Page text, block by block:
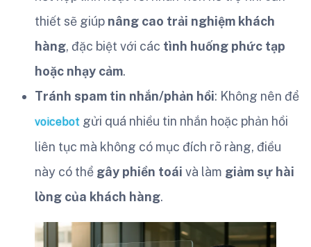
thiết sẽ giúp nâng cao trải nghiệm khách
hàng, đặc biệt với các tình huống phức tạp
hoặc nhạy cảm.
Tránh spam tin nhắn/phản hồi: Không nên để
voicebot gửi quá nhiều tin nhắn hoặc phản hồi
liên tục mà không có mục đích rõ ràng, điều
này có thể gây phiền toái và làm giảm sự hài
lòng của khách hàng.